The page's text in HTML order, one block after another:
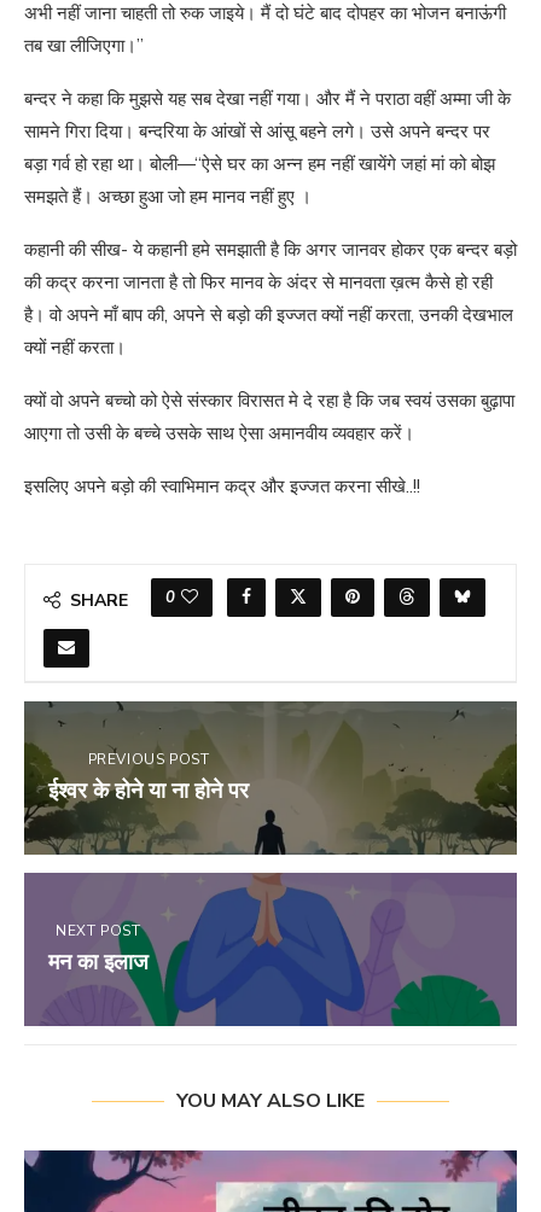
अभी नहीं जाना चाहती तो रुक जाइये। मैं दो घंटे बाद दोपहर का भोजन बनाऊंगी
तब खा लीजिएगा।”
बन्दर ने कहा कि मुझसे यह सब देखा नहीं गया। और मैं ने पराठा वहीं अम्मा जी के
सामने गिरा दिया। बन्दरिया के आंखों से आंसू बहने लगे। उसे अपने बन्दर पर
बड़ा गर्व हो रहा था। बोली—“ऐसे घर का अन्न हम नहीं खायेंगे जहां मां को बोझ
समझते हैं। अच्छा हुआ जो हम मानव नहीं हुए ।
कहानी की सीख- ये कहानी हमे समझाती है कि अगर जानवर होकर एक बन्दर बड़ो
की कद्र करना जानता है तो फिर मानव के अंदर से मानवता ख़त्म कैसे हो रही
है। वो अपने माँ बाप की, अपने से बड़ो की इज्जत क्यों नहीं करता, उनकी देखभाल
क्यों नहीं करता।
क्यों वो अपने बच्चो को ऐसे संस्कार विरासत मे दे रहा है कि जब स्वयं उसका बुढ़ापा
आएगा तो उसी के बच्चे उसके साथ ऐसा अमानवीय व्यवहार करें।
इसलिए अपने बड़ो की स्वाभिमान कद्र और इज्जत करना सीखे..!!
SHARE 0
PREVIOUS POST
ईश्वर के होने या ना होने पर
NEXT POST
मन का इलाज
YOU MAY ALSO LIKE